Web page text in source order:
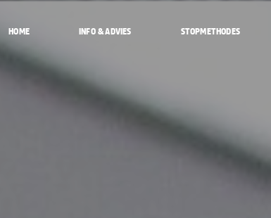
HOME INFO & ADVIES STOPMETHODES